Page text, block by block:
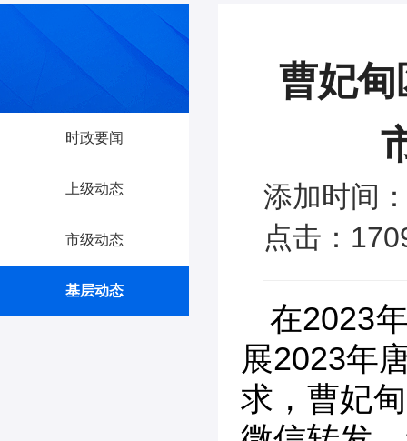
时政要闻
上级动态
市级动态
基层动态
曹妃甸
添加时间
点击：
在2023
展2023年
求，曹妃